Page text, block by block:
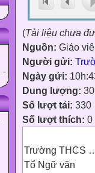
(Tài liệu chưa
Nguồn: Giáo
Người gửi:
Ngày gửi:
Dung lượng:
Số lượt tải: 330
Số lượt thích: 0
Trường
Tổ Ngữ văn